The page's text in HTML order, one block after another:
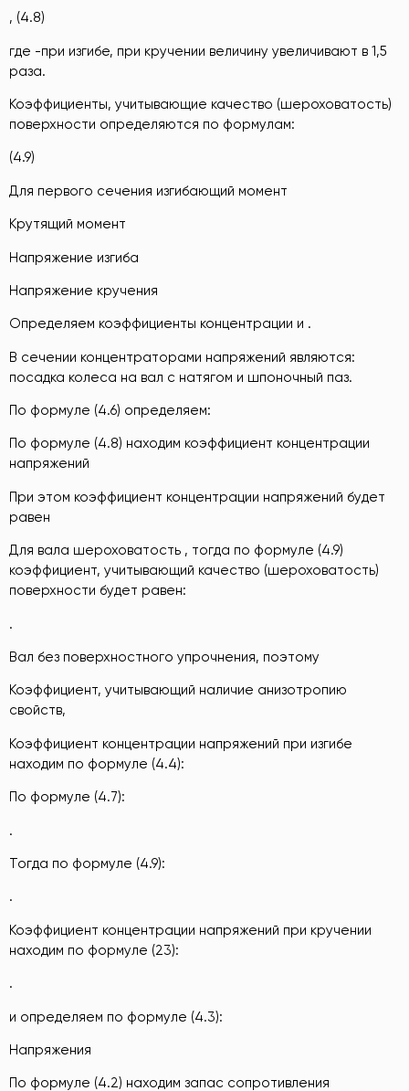
, (4.8)
где -при изгибе, при кручении величину увеличивают в 1,5
раза.
Коэффициенты, учитывающие качество (шероховатость)
поверхности определяются по формулам:
(4.9)
Для первого сечения изгибающий момент
Крутящий момент
Напряжение изгиба
Напряжение кручения
Определяем коэффициенты концентрации и .
В сечении концентраторами напряжений являются:
посадка колеса на вал с натягом и шпоночный паз.
По формуле (4.6) определяем:
По формуле (4.8) находим коэффициент концентрации
напряжений
При этом коэффициент концентрации напряжений будет
равен
Для вала шероховатость , тогда по формуле (4.9)
коэффициент, учитывающий качество (шероховатость)
поверхности будет равен:
.
Вал без поверхностного упрочнения, поэтому
Коэффициент, учитывающий наличие анизотропию
свойств,
Коэффициент концентрации напряжений при изгибе
находим по формуле (4.4):
По формуле (4.7):
.
Тогда по формуле (4.9):
.
Коэффициент концентрации напряжений при кручении
находим по формуле (23):
.
и определяем по формуле (4.3):
Напряжения
По формуле (4.2) находим запас сопротивления